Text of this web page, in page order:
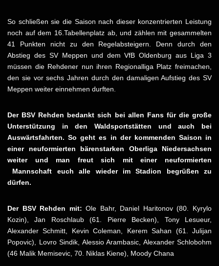
So schließen sie die Saison nach dieser konzentrierten Leistung
noch auf dem 16.Tabellenplatz ab, und zählen mit gesammelten
41 Punkten nicht zu den Regelabsteigern. Denn durch den
Abstieg des SV Meppen und dem VfB Oldenburg aus Liga 3
müssen die Rehdener nun ihren Regionalliga Platz freimachen,
den sie vor sechs Jahren durch den damaligen Aufstieg des SV
Meppen weiter einnehmen durften.
Der BSV Rehden bedankt sich bei allen Fans für die große
Unterstützung in den Waldsportstätten und auch bei
Auswärtsfahrten. So geht es in der kommenden Saison in
einer neuformierten bärenstarken Oberliga Niedersachsen
weiter und man freut sich mit einer neuformierten
Mannschaft euch alle wieder im Stadion begrüßen zu
dürfen.
Der BSV Rehden mit: Ole Bahr, Daniel Haritonov (80. Kyrylo
Kozin), Jan Roschlaub (61. Pierre Becken), Tony Lesueur,
Alexander Schmitt, Kevin Coleman, Kerem Sahan (61. Julijan
Popovic), Lovro Sindik, Alessio Arambasic, Alexander Schlobohm
(46 Malik Memisevic, 70. Niklas Kiene), Moody Chana